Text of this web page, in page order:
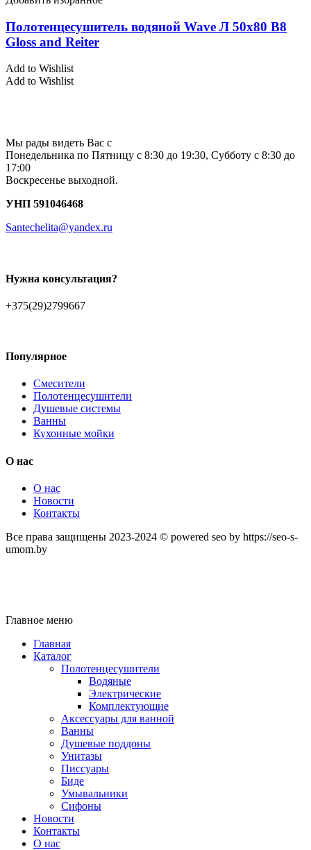
Полотенцесушитель водяной Wave Л 50х80 В8
Gloss and Reiter
Add to Wishlist
Add to Wishlist
Мы рады видеть Вас с
Понедельника по Пятницу с 8:30 до 19:30, Субботу с 8:30 до
17:00
Воскресенье выходной.
УНП 591046468
Santechelita@yandex.ru
Нужна консультация?
+375(29)2799667
Популярное
Смесители
Полотенцесушители
Душевые системы
Ванны
Кухонные мойки
О нас
О нас
Новости
Контакты
Все права защищены 2023-2024 © powered seo by https://seo-s-
umom.by
Главное меню
Главная
Каталог
Полотенцесушители
Водяные
Электрические
Комплектующие
Аксессуары для ванной
Ванны
Душевые поддоны
Унитазы
Писсуары
Биде
Умывальники
Сифоны
Новости
Контакты
О нас